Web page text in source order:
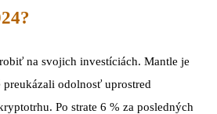
na svojich investíciách. Mantle je
odolnosť uprostred
Po strate 6 % za posledných